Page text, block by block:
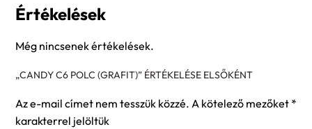
Értékelések
Még nincsenek értékelések.
„CANDY C6 POLC (GRAFIT)” ÉRTÉKELÉSE ELSŐKÉNT
Az e-mail címet nem tesszük közzé. A kötelező mezőket *
karakterrel jelöltük